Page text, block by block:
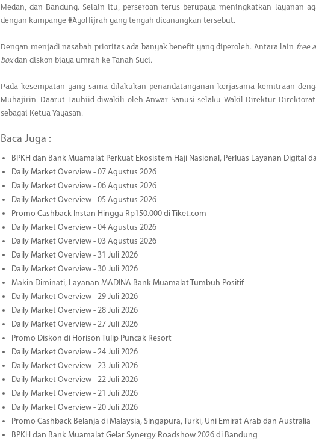
Medan, dan Bandung. Selain itu, perseroan terus berupaya meningkatkan layanan
dengan kampanye #AyoHijrah yang tengah dicanangkan tersebut.
Dengan menjadi nasabah prioritas ada banyak benefit yang diperoleh. Antara lain free
boxdan diskon biaya umrah ke Tanah Suci.
Pada kesempatan yang sama dilakukan penandatanganan kerjasama kemitraan
Muhajirin. Daarut Tauhiid diwakili oleh Anwar Sanusi selaku Wakil Direktur
sebagai Ketua Yayasan.
Baca Juga :
BPKH dan Bank Muamalat Perkuat Ekosistem Haji Nasional, Perluas Layanan Digital
Daily Market Overview - 07 Agustus 2026
Daily Market Overview - 06 Agustus 2026
Daily Market Overview - 05 Agustus 2026
Promo Cashback Instan Hingga Rp150.000 di Tiket.com
Daily Market Overview - 04 Agustus 2026
Daily Market Overview - 03 Agustus 2026
Daily Market Overview - 31 Juli 2026
Daily Market Overview - 30 Juli 2026
Makin Diminati, Layanan MADINA Bank Muamalat Tumbuh Positif
Daily Market Overview - 29 Juli 2026
Daily Market Overview - 28 Juli 2026
Daily Market Overview - 27 Juli 2026
Promo Diskon di Horison Tulip Puncak Resort
Daily Market Overview - 24 Juli 2026
Daily Market Overview - 23 Juli 2026
Daily Market Overview - 22 Juli 2026
Daily Market Overview - 21 Juli 2026
Daily Market Overview - 20 Juli 2026
Promo Cashback Belanja di Malaysia, Singapura, Turki, Uni Emirat Arab dan Australia
BPKH dan Bank Muamalat Gelar Synergy Roadshow 2026 di Bandung